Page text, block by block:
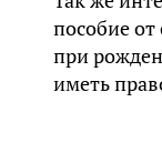
пособие
при
иметь